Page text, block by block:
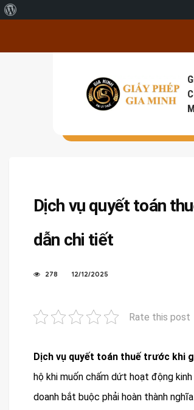
Dịch vụ quyết toán
dẫn chi tiết
278 12/12/2025
Rate this post
Dịch vụ quyết toán thuế trước khi
hộ khi muốn chấm dứt hoạt động
doanh bắt buộc phải hoàn thành